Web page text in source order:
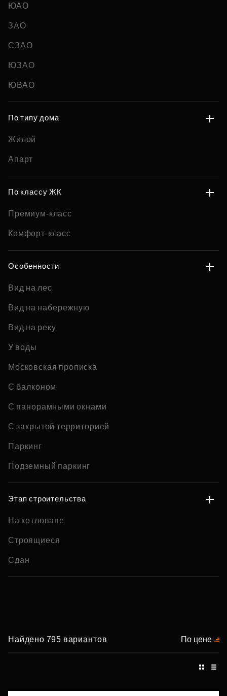
ЮАО
ЗАО
СЗАО
ЮЗАО
ЮВАО
По типу дома
Жилой
Апарт
По классу ЖК
Премиум-класс
Комфорт-класс
Особенности
Вид на лес
Вид на набережную
Вид на реку
У воды
Московская прописка
С балконом
С панорамными окнами
С закрытой территорией
Паркинг
Подземный паркинг
Этап строительства
На котловане
Строящиеся
Сдан
Найдено 795 вариантов По цене